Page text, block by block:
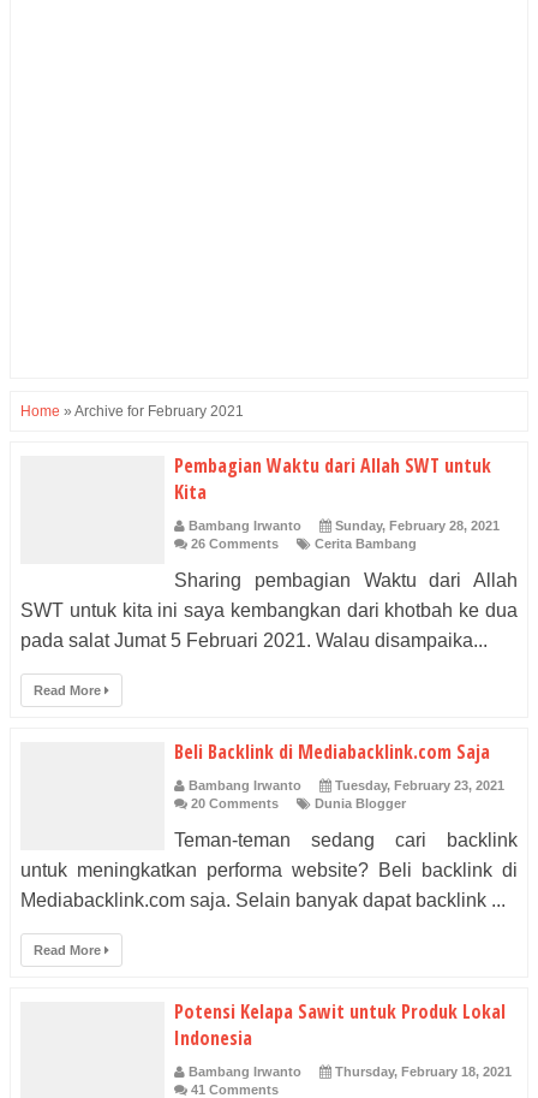
Home » Archive for February 2021
Pembagian Waktu dari Allah SWT untuk
Kita
Bambang Irwanto
Sunday, February 28, 2021
26 Comments
Cerita Bambang
Sharing pembagian Waktu dari Allah
SWT untuk kita ini saya kembangkan dari khotbah ke dua
pada salat Jumat 5 Februari 2021. Walau disampaika...
Read More
Beli Backlink di Mediabacklink.com Saja
Bambang Irwanto
Tuesday, February 23, 2021
20 Comments
Dunia Blogger
Teman-teman sedang cari backlink
untuk meningkatkan performa website? Beli backlink di
Mediabacklink.com saja. Selain banyak dapat backlink ...
Read More
Potensi Kelapa Sawit untuk Produk Lokal
Indonesia
Bambang Irwanto
Thursday, February 18, 2021
41 Comments